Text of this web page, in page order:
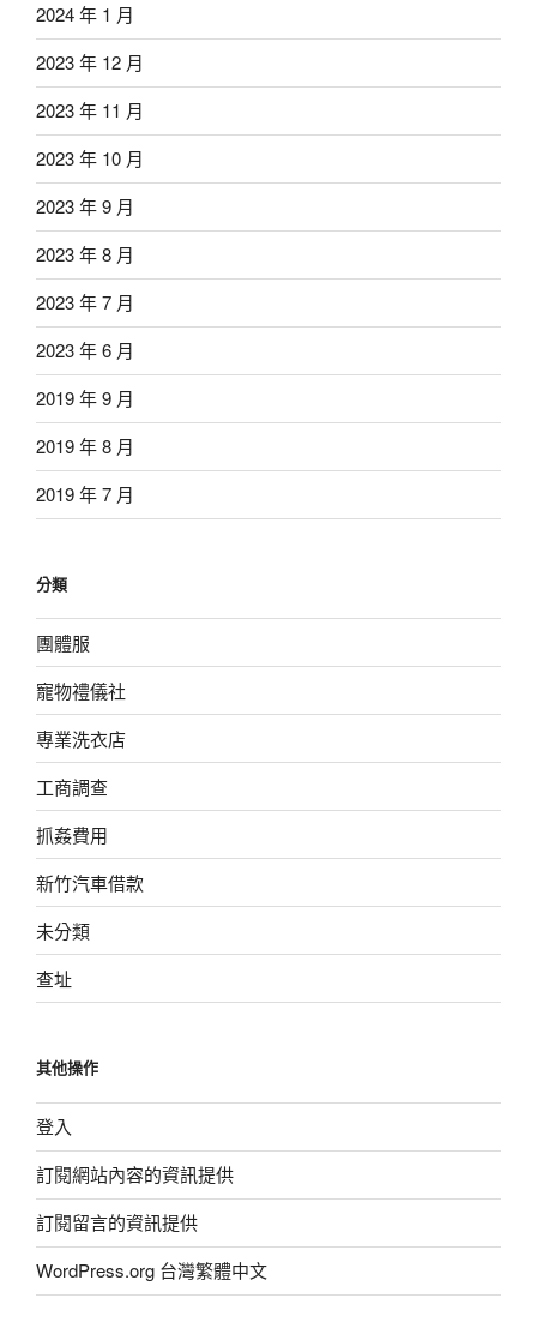
2024 年 1 月
2023 年 12 月
2023 年 11 月
2023 年 10 月
2023 年 9 月
2023 年 8 月
2023 年 7 月
2023 年 6 月
2019 年 9 月
2019 年 8 月
2019 年 7 月
分類
團體服
寵物禮儀社
專業洗衣店
工商調查
抓姦費用
新竹汽車借款
未分類
查址
其他操作
登入
訂閱網站內容的資訊提供
訂閱留言的資訊提供
WordPress.org 台灣繁體中文